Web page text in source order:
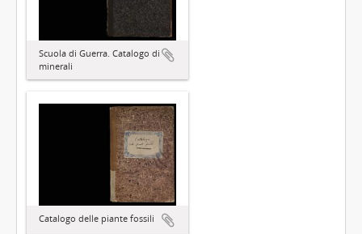
Scuola di Guerra. Catalogo di
minerali
Catalogo delle piante fossili